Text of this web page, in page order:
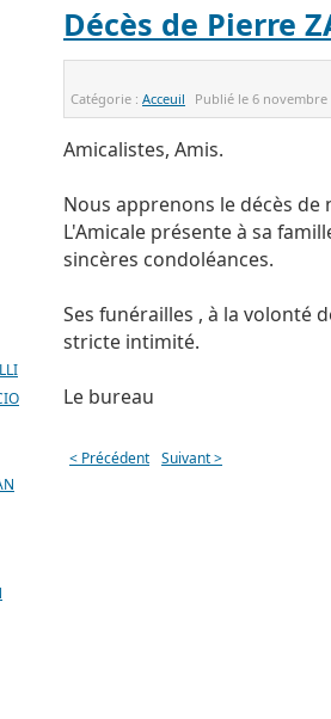
Décès de Pierre
Catégorie :Acceuil Publié le6 novembre
Amicalistes, Amis.
Nous apprenons le décès de
L'Amicale présente à sa
sincères condoléances.
Ses funérailles , à la volonté
stricte intimité.
Le bureau
< Précédent Suivant >